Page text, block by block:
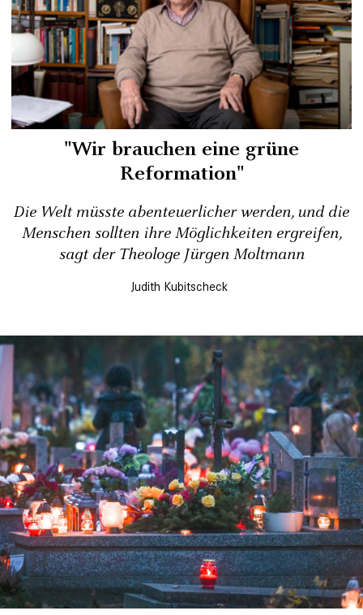
"Wir brauchen eine grüne
Reformation"
Die Welt müsste abenteuerlicher werden, und die
Menschen sollten ihre Möglichkeiten ergreifen,
sagt der Theologe Jürgen Moltmann
Judith Kubitscheck